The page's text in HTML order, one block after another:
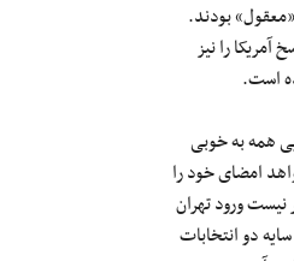
بودند.
را نیز
است.
همه به خوبی
امضای خود را
نیست ورود تهران
دو انتخابات